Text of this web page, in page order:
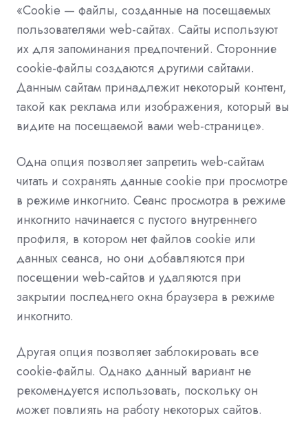
«Cookie — файлы, созданные на посещаемых
пользователями web-сайтах. Сайты используют
их для запоминания предпочтений. Сторонние
cookie-файлы создаются другими сайтами.
Данным сайтам принадлежит некоторый контент,
такой как реклама или изображения, который вы
видите на посещаемой вами web-странице».
Одна опция позволяет запретить web-сайтам
читать и сохранять данные cookie при просмотре
в режиме инкогнито. Сеанс просмотра в режиме
инкогнито начинается с пустого внутреннего
профиля, в котором нет файлов cookie или
данных сеанса, но они добавляются при
посещении web-сайтов и удаляются при
закрытии последнего окна браузера в режиме
инкогнито.
Другая опция позволяет заблокировать все
cookie-файлы. Однако данный вариант не
рекомендуется использовать, поскольку он
может повлиять на работу некоторых сайтов.